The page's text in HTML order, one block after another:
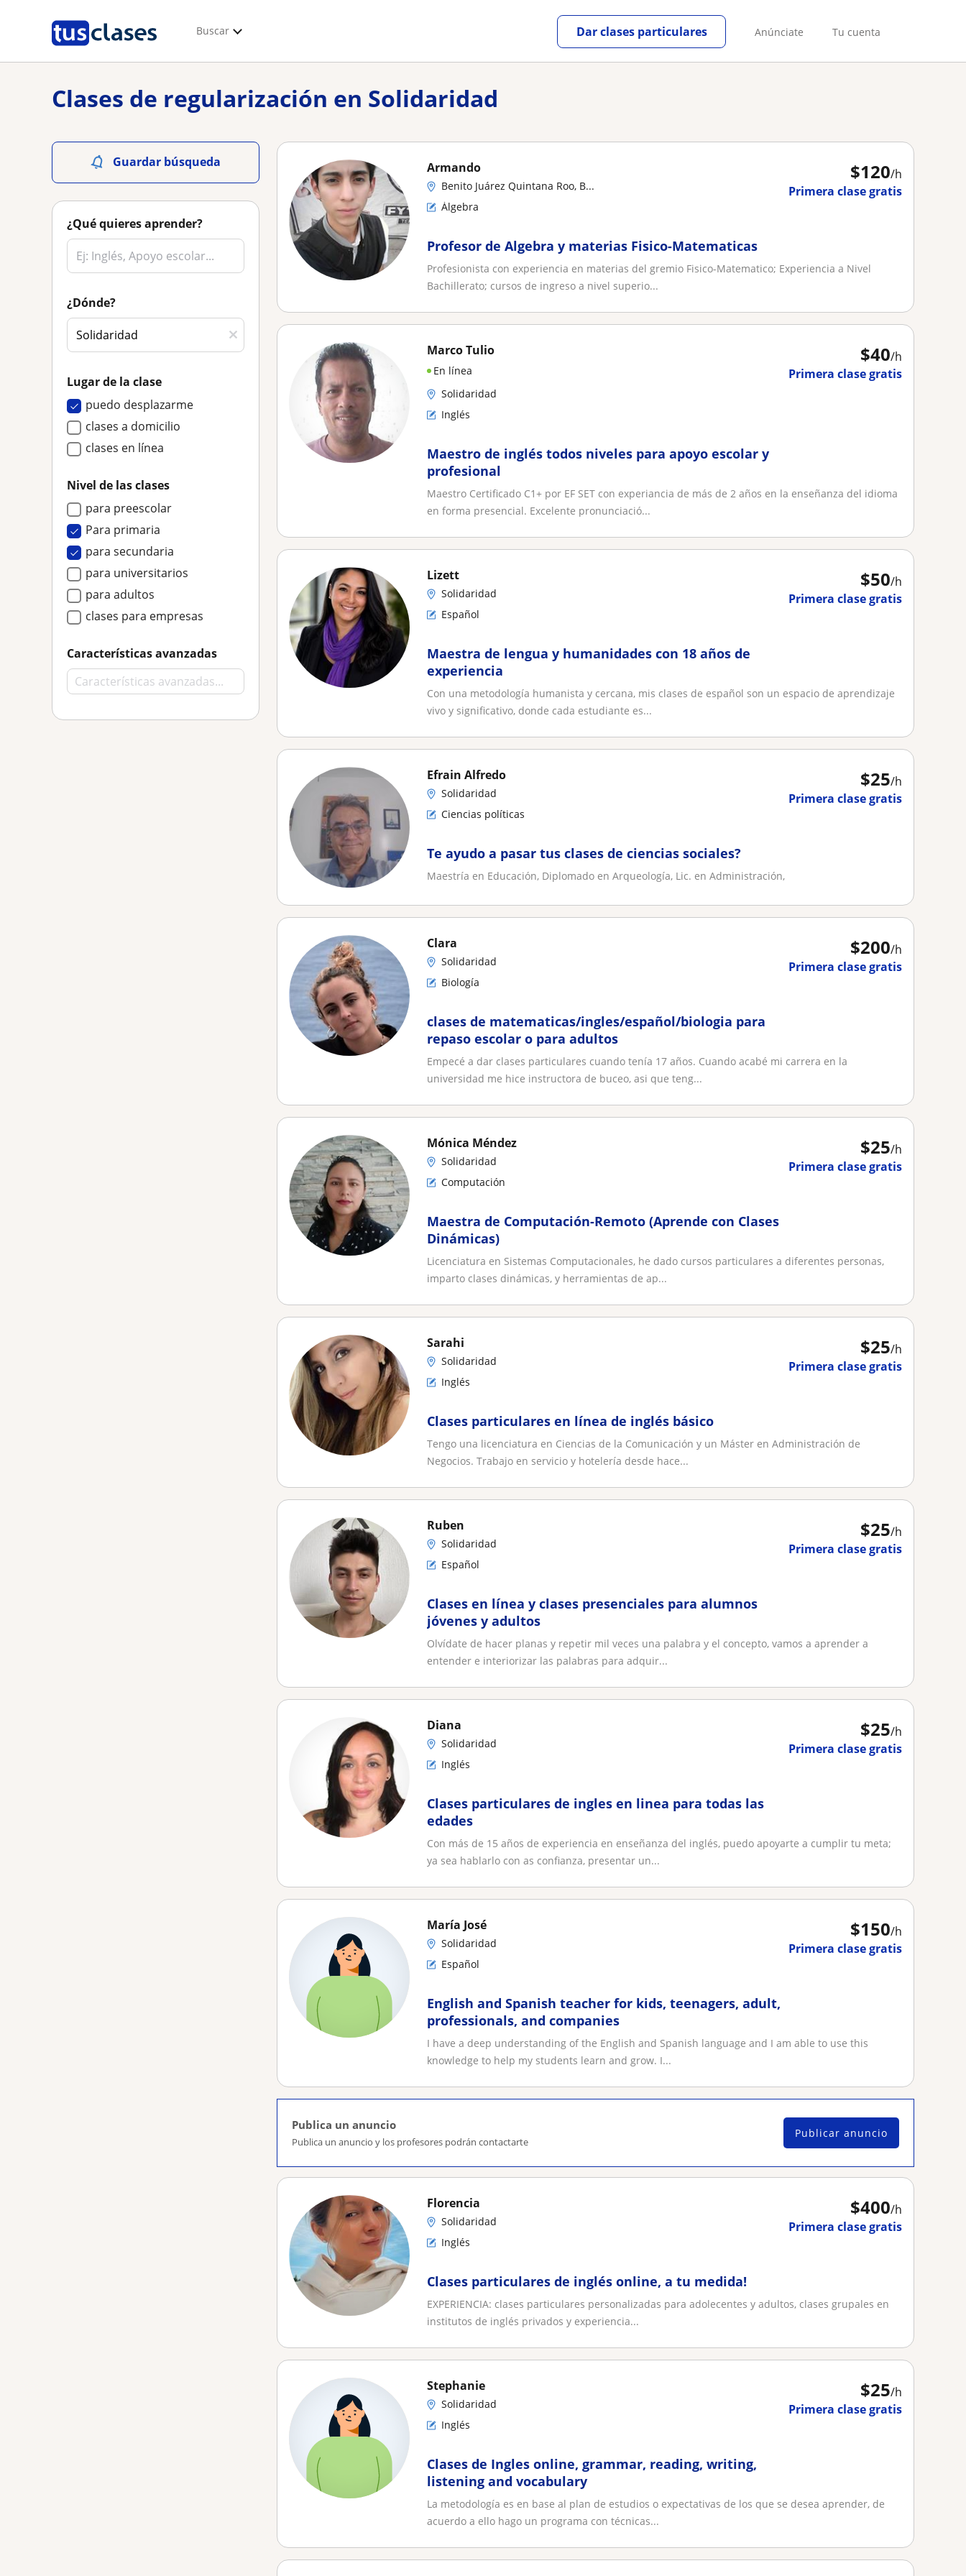
Buscar Anúnciate Tu cuenta
Dar clases particulares
Clases de regularización en Solidaridad
Guardar búsqueda
¿Qué quieres aprender?
¿Dónde?
Lugar de la clase
puedo desplazarme
clases a domicilio
clases en línea
Nivel de las clases
para preescolar
Para primaria
para secundaria
para universitarios
para adultos
clases para empresas
Características avanzadas
$120/h
Primera clase gratis
Armando
Benito Juárez Quintana Roo, B...
Álgebra
Profesor de Algebra y materias Fisico-Matematicas
Profesionista con experiencia en materias del gremio Fisico-Matematico; Experiencia a Nivel
Bachillerato; cursos de ingreso a nivel superio...
$40/h
Primera clase gratis
Marco Tulio
En línea
Solidaridad
Inglés
Maestro de inglés todos niveles para apoyo escolar y
profesional
Maestro Certificado C1+ por EF SET con experiancia de más de 2 años en la enseñanza del idioma
en forma presencial. Excelente pronunciació...
$50/h
Primera clase gratis
Lizett
Solidaridad
Español
Maestra de lengua y humanidades con 18 años de
experiencia
Con una metodología humanista y cercana, mis clases de español son un espacio de aprendizaje
vivo y significativo, donde cada estudiante es...
$25/h
Primera clase gratis
Efrain Alfredo
Solidaridad
Ciencias políticas
Te ayudo a pasar tus clases de ciencias sociales?
Maestría en Educación, Diplomado en Arqueología, Lic. en Administración,
$200/h
Primera clase gratis
Clara
Solidaridad
Biología
clases de matematicas/ingles/español/biologia para
repaso escolar o para adultos
Empecé a dar clases particulares cuando tenía 17 años. Cuando acabé mi carrera en la
universidad me hice instructora de buceo, asi que teng...
$25/h
Primera clase gratis
Mónica Méndez
Solidaridad
Computación
Maestra de Computación-Remoto (Aprende con Clases
Dinámicas)
Licenciatura en Sistemas Computacionales, he dado cursos particulares a diferentes personas,
imparto clases dinámicas, y herramientas de ap...
$25/h
Primera clase gratis
Sarahi
Solidaridad
Inglés
Clases particulares en línea de inglés básico
Tengo una licenciatura en Ciencias de la Comunicación y un Máster en Administración de
Negocios. Trabajo en servicio y hotelería desde hace...
$25/h
Primera clase gratis
Ruben
Solidaridad
Español
Clases en línea y clases presenciales para alumnos
jóvenes y adultos
Olvídate de hacer planas y repetir mil veces una palabra y el concepto, vamos a aprender a
entender e interiorizar las palabras para adquir...
$25/h
Primera clase gratis
Diana
Solidaridad
Inglés
Clases particulares de ingles en linea para todas las
edades
Con más de 15 años de experiencia en enseñanza del inglés, puedo apoyarte a cumplir tu meta;
ya sea hablarlo con as confianza, presentar un...
$150/h
Primera clase gratis
María José
Solidaridad
Español
English and Spanish teacher for kids, teenagers, adult,
professionals, and companies
I have a deep understanding of the English and Spanish language and I am able to use this
knowledge to help my students learn and grow. I...
Publica un anuncio
Publica un anuncio y los profesores podrán contactarte
Publicar anuncio
$400/h
Primera clase gratis
Florencia
Solidaridad
Inglés
Clases particulares de inglés online, a tu medida!
EXPERIENCIA: clases particulares personalizadas para adolecentes y adultos, clases grupales en
institutos de inglés privados y experiencia...
$25/h
Primera clase gratis
Stephanie
Solidaridad
Inglés
Clases de Ingles online, grammar, reading, writing,
listening and vocabulary
La metodología es en base al plan de estudios o expectativas de los que se desea aprender, de
acuerdo a ello hago un programa con técnicas...